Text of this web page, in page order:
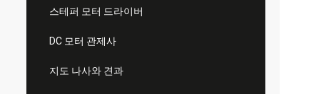
스테퍼 모터 드라이버
DC 모터 관제사
지도 나사와 견과